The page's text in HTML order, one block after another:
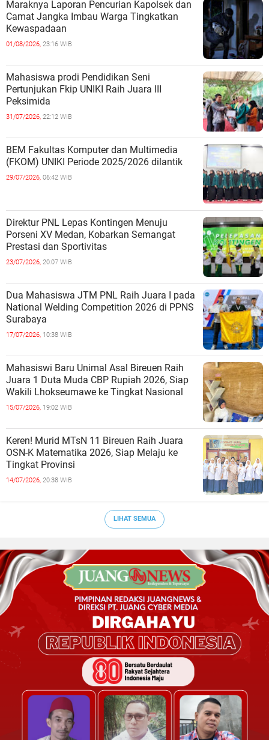
Maraknya Laporan Pencurian Kapolsek dan
Camat Jangka Imbau Warga Tingkatkan
Kewaspadaan
01/08/2026, 23:16 WIB
Mahasiswa prodi Pendidikan Seni
Pertunjukan Fkip UNIKI Raih Juara III
Peksimida
31/07/2026, 22:12 WIB
BEM Fakultas Komputer dan Multimedia
(FKOM) UNIKI Periode 2025/2026 dilantik
29/07/2026, 06:42 WIB
Direktur PNL Lepas Kontingen Menuju
Porseni XV Medan, Kobarkan Semangat
Prestasi dan Sportivitas
23/07/2026, 20:07 WIB
Dua Mahasiswa JTM PNL Raih Juara I pada
National Welding Competition 2026 di PPNS
Surabaya
17/07/2026, 10:38 WIB
Mahasiswi Baru Unimal Asal Bireuen Raih
Juara 1 Duta Muda CBP Rupiah 2026, Siap
Wakili Lhokseumawe ke Tingkat Nasional
15/07/2026, 19:02 WIB
Keren! Murid MTsN 11 Bireuen Raih Juara
OSN-K Matematika 2026, Siap Melaju ke
Tingkat Provinsi
14/07/2026, 20:38 WIB
LIHAT SEMUA